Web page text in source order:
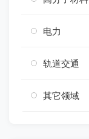
电力
轨道交通
其它领域